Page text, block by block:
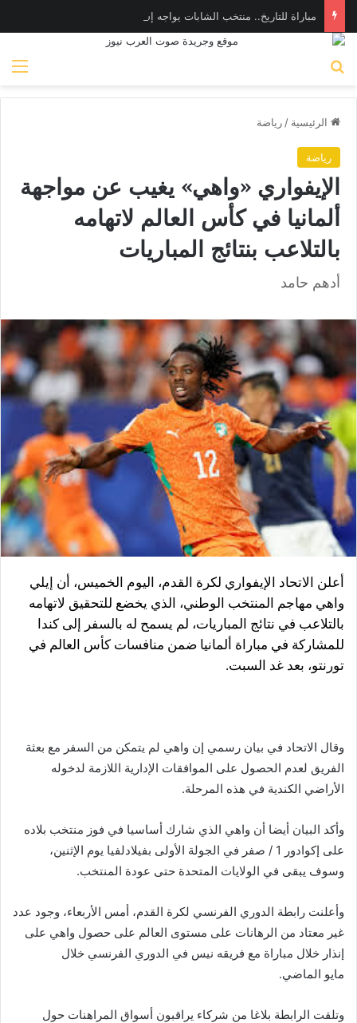
الرئيسية / رياضة
رياضة
الإيفواري «واهي» يغيب عن مواجهة
ألمانيا في كأس العالم لاتهامه
بالتلاعب بنتائج المباريات
أدهم حامد
أعلن الاتحاد الإيفواري لكرة القدم، اليوم الخميس، أن إيلي
واهي مهاجم المنتخب الوطني، الذي يخضع للتحقيق لاتهامه
بالتلاعب في نتائج المباريات، لم يسمح له بالسفر إلى كندا
للمشاركة في مباراة ألمانيا ضمن منافسات كأس العالم في
تورنتو، بعد غد السبت.
وقال الاتحاد في بيان رسمي إن واهي لم يتمكن من السفر مع بعثة
الفريق لعدم الحصول على الموافقات الإدارية اللازمة لدخوله
الأراضي الكندية في هذه المرحلة.
وأكد البيان أيضا أن واهي الذي شارك أساسيا في فوز منتخب بلاده
على إكوادور 1 / صفر في الجولة الأولى بفيلادلفيا يوم الإثنين،
وسوف يبقى في الولايات المتحدة حتى عودة المنتخب.
وأعلنت رابطة الدوري الفرنسي لكرة القدم، أمس الأربعاء، وجود عدد
غير معتاد من الرهانات على مستوى العالم على حصول واهي على
إنذار خلال مباراة مع فريقه نيس في الدوري الفرنسي خلال
مايو الماضي.
وتلقت الرابطة بلاغا من شركاء يراقبون أسواق المراهنات حول